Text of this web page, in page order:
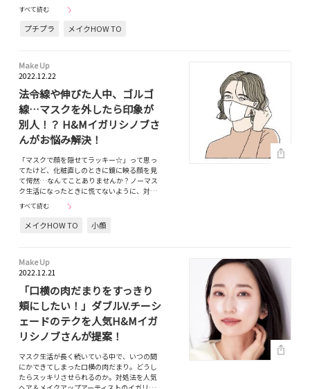
すべて読む
プチプラ メイクHOW TO
Make Up
2022.12.22
法令線や伸びた人中、ゴルゴ
線…マスクを外したら印象が
別人！？ H&Mイガリシノブさ
んがお悩み解決！
「マスクで顔を隠せてラッキー☆」って思っ
てたけど、化粧直しのときに鏡に映る顔を見
て愕然…なんてことありませんか？ノーマス
ク生活になったときに慌てないように、対…
すべて読む
メイクHOW TO 小顔
Make Up
2022.12.21
「口横の肉だまりをすっきり
頬にしたい！」ダブルV.チーシ
ェードのテクを人気H&Mイガ
リシノブさんが提案！
マスク生活が長く続いている中で、いつの間
にかできてしまった口横の肉だまり。どうし
たらスッキリさせられるのか。対処法を人気